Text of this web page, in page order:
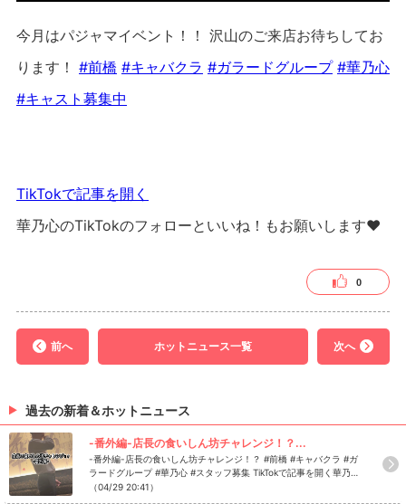
今月はパジャマイベント！！ 沢山のご来店お待ちしてお
ります！ #前橋 #キャバクラ #ガラードグループ #華乃心
#キャスト募集中
TikTokで記事を開く
華乃心のTikTokのフォローといいね！もお願いします❤
0
前へ ホットニュース一覧 次へ
過去の新着＆ホットニュース
-番外編-店長の食いしん坊チャレンジ！？...
-番外編-店長の食いしん坊チャレンジ！？ #前橋 #キャバクラ #ガ
ラードグループ #華乃心 #スタッフ募集 TikTokで記事を開く華乃心
のTikTokのフォローといいね！もお願いします❤
（04/29 20:41）